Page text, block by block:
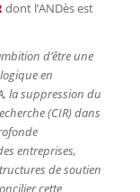
dont l’ANDès est
d’être une
en
la suppression du
(CIR) dans
entreprises,
de soutien
cette